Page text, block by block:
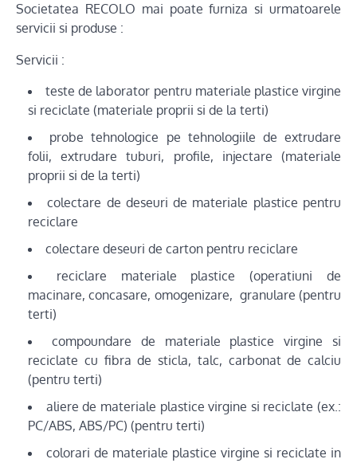
Societatea RECOLO mai poate furniza si urmatoarele
servicii si produse :
Servicii :
teste de laborator pentru materiale plastice virgine
si reciclate (materiale proprii si de la terti)
probe tehnologice pe tehnologiile de extrudare
folii, extrudare tuburi, profile, injectare (materiale
proprii si de la terti)
colectare de deseuri de materiale plastice pentru
reciclare
colectare deseuri de carton pentru reciclare
reciclare materiale plastice (operatiuni de
macinare, concasare, omogenizare, granulare (pentru
terti)
compoundare de materiale plastice virgine si
reciclate cu fibra de sticla, talc, carbonat de calciu
(pentru terti)
aliere de materiale plastice virgine si reciclate (ex.:
PC/ABS, ABS/PC) (pentru terti)
colorari de materiale plastice virgine si reciclate in